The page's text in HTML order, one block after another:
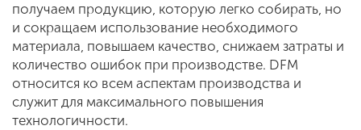
получаем продукцию, которую легко собирать, но
и сокращаем использование необходимого
материала, повышаем качество, снижаем затраты и
количество ошибок при производстве. DFM
относится ко всем аспектам производства и
служит для максимального повышения
технологичности.